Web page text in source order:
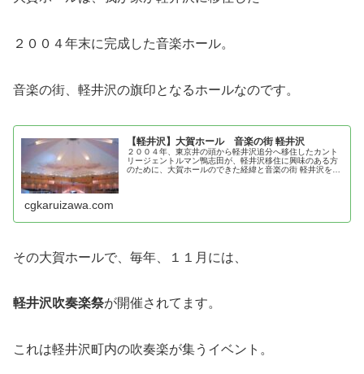
２００４年末に完成した音楽ホール。
音楽の街、軽井沢の旗印となるホールなのです。
【軽井沢】大賀ホール 音楽の街 軽井沢
２００４年、東京井の頭から軽井沢追分へ移住したカント
リージェントルマン鴨志田が、軽井沢移住に興味のある方
のために、大賀ホールのできた経緯と音楽の街 軽井沢を紹
cgkaruizawa.com
その大賀ホールで、毎年、１１月には、
軽井沢吹奏楽祭が開催されてます。
これは軽井沢町内の吹奏楽が集うイベント。